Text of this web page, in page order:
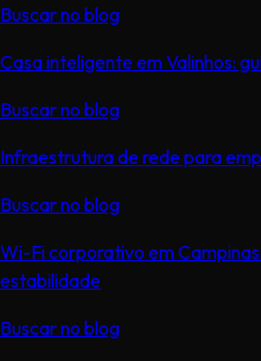
Buscar no blog
Casa inteligente em Valinhos:
Buscar no blog
Infraestrutura de rede para
Buscar no blog
Wi-Fi corporativo em
estabilidade
Buscar no blog